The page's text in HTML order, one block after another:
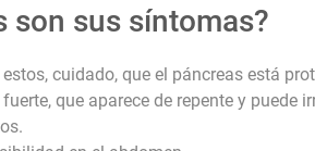
son sus síntomas?
cuidado, que el páncreas está
que aparece de repente y puede